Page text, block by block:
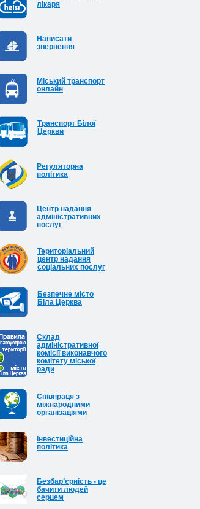
лікаря
Написати
звернення
Міський транспорт
онлайн
Транспорт Білої
Церкви
Регуляторна
політика
Центр надання
адміністративних
послуг
Територіальний
центр надання
соціальних послуг
Безпечне місто
Біла Церква
Cклад
адміністративної
комісії виконавчого
комітету міської
ради
Співпраця з
міжнародними
організаціями
Інвестиційна
політика
Безбар’єрність - це
бачити людей
серцем